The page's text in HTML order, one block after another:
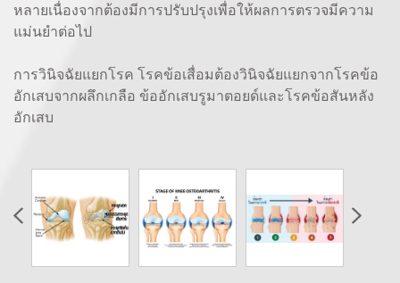
หลายเนื่องจากต้องมีการปรับปรุงเพื่อให้ผลการตรวจมีความ
แม่นยำต่อไป
การวินิจฉัยแยกโรค โรคข้อเสื่อมต้องวินิจฉัยแยกจากโรคข้อ
อักเสบจากผลึกเกลือ ข้ออักเสบรูมาตอยด์และโรคข้อสันหลัง
อักเสบ